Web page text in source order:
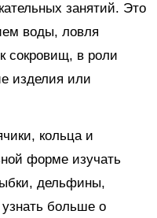
занятий. Это
воды, ловля
сокровищ, в роли
изделия или
кольца и
форме изучать
дельфины,
больше о